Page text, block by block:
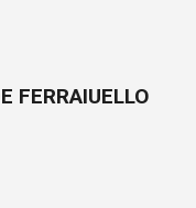
FERRAIUELLO